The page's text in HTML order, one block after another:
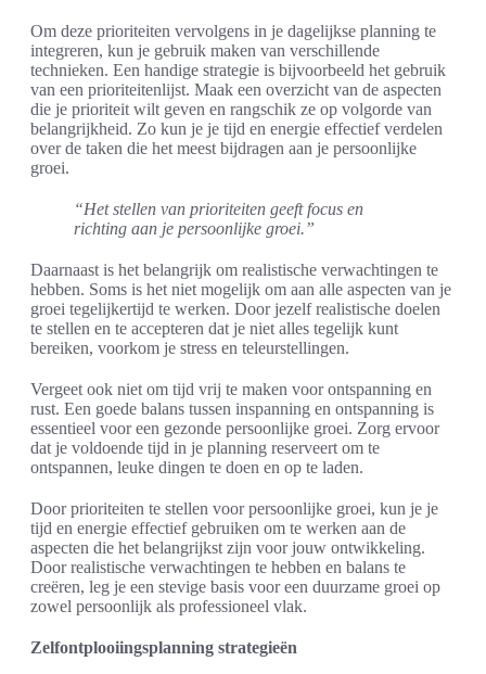
Om deze prioriteiten vervolgens in je dagelijkse planning te
integreren, kun je gebruik maken van verschillende
technieken. Een handige strategie is bijvoorbeeld het gebruik
van een prioriteitenlijst. Maak een overzicht van de aspecten
die je prioriteit wilt geven en rangschik ze op volgorde van
belangrijkheid. Zo kun je je tijd en energie effectief verdelen
over de taken die het meest bijdragen aan je persoonlijke
groei.
“Het stellen van prioriteiten geeft focus en
richting aan je persoonlijke groei.”
Daarnaast is het belangrijk om realistische verwachtingen te
hebben. Soms is het niet mogelijk om aan alle aspecten van je
groei tegelijkertijd te werken. Door jezelf realistische doelen
te stellen en te accepteren dat je niet alles tegelijk kunt
bereiken, voorkom je stress en teleurstellingen.
Vergeet ook niet om tijd vrij te maken voor ontspanning en
rust. Een goede balans tussen inspanning en ontspanning is
essentieel voor een gezonde persoonlijke groei. Zorg ervoor
dat je voldoende tijd in je planning reserveert om te
ontspannen, leuke dingen te doen en op te laden.
Door prioriteiten te stellen voor persoonlijke groei, kun je je
tijd en energie effectief gebruiken om te werken aan de
aspecten die het belangrijkst zijn voor jouw ontwikkeling.
Door realistische verwachtingen te hebben en balans te
creëren, leg je een stevige basis voor een duurzame groei op
zowel persoonlijk als professioneel vlak.
Zelfontplooiingsplanning strategieën